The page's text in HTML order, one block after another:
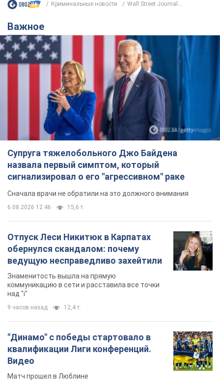
назвала первый симптом, который
сигнализировал о его "агрессивном" раке
Сначала врачи не обратили на это должного внимания
15,6 т.
Отпуск Леси Никитюк в Карпатах
обернулся скандалом: почему
ведущую несправедливо захейтили
Знаменитость вышла на прямую
коммуникацию в сети и расставила все точки
над "i"
9 часов назад 12,4 т.
"Динамо" с победы стартовало в
квалификации Лиги конференций.
Видео
Матч прошел в Люблине
5 часов назад 1,8 т.